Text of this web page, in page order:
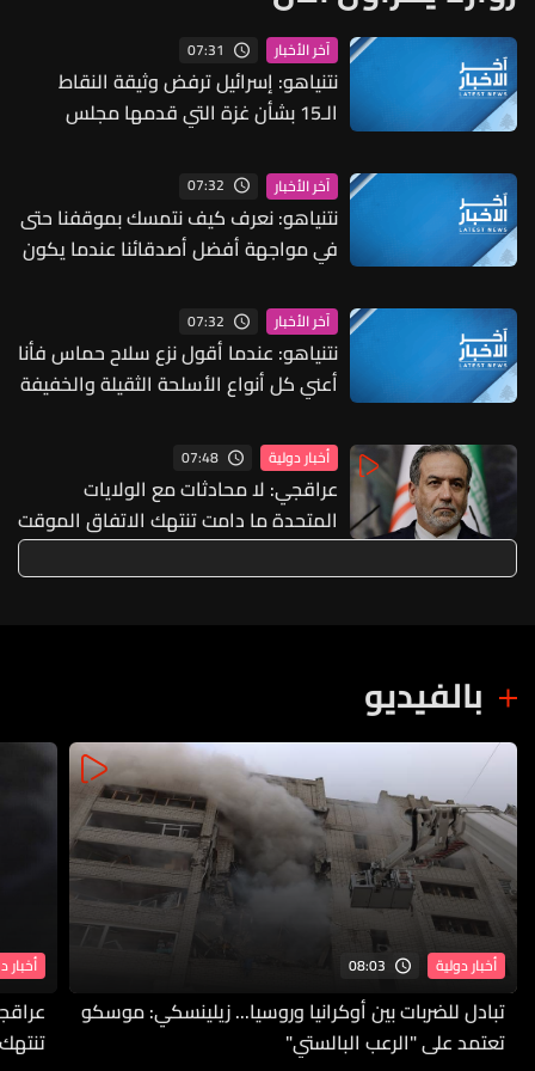
آخر الأخبار 07:31
نتنياهو: إسرائيل ترفض وثيقة النقاط
الـ15 بشأن غزة التي قدمها مجلس
سلاح حماس بشكل حقيقي
آخر الأخبار 07:32
نتنياهو: نعرف كيف نتمسك بموقفنا حتى
في مواجهة أفضل أصدقائنا عندما يكون
آخر الأخبار 07:32
نتنياهو: عندما أقول نزع سلاح حماس فأنا
أعني كل أنواع الأسلحة الثقيلة والخفيفة
أخبار دولية 07:48
عراقجي: لا محادثات مع الولايات
المتحدة ما دامت تنتهك الاتفاق الموقت
بالفيديو
أخبار دولية 08:03
تبادل للضربات بين أوكرانيا وروسيا... زيلينسكي: موسكو
تعتمد على "الرعب البالستي"
أخبار